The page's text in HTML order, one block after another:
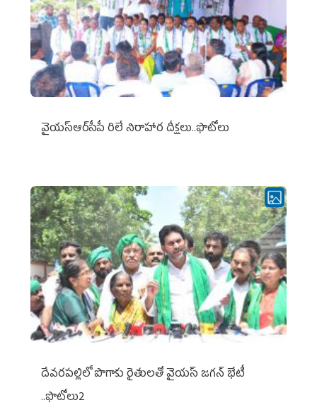
వైయ‌స్ఆర్‌సీపీ రిలే నిరాహార దీక్షలు..ఫొటోలు
దేవరపల్లిలో పొగాకు రైతులతో వైయస్ జగన్ భేటీ
..ఫొటోలు2